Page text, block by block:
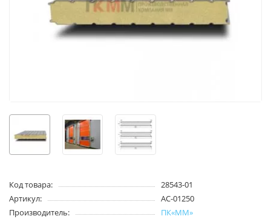
Код товара:
28543-01
Артикул:
AC-01250
Производитель:
ПК«ММ»